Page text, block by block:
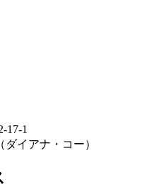
17-1
ダイアナ・コー）